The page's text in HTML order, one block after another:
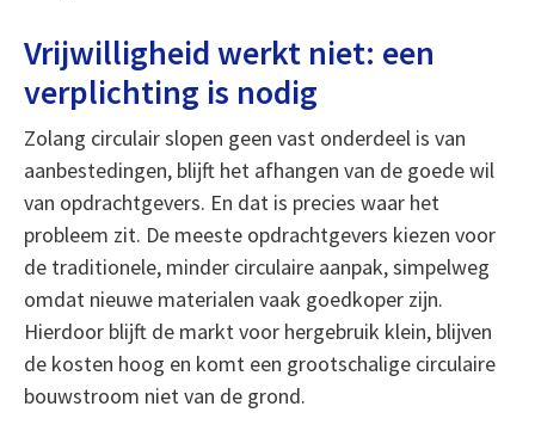
Vrijwilligheid werkt niet: een
verplichting is nodig
Zolang circulair slopen geen vast onderdeel is van
aanbestedingen, blijft het afhangen van de goede wil
van opdrachtgevers. En dat is precies waar het
probleem zit. De meeste opdrachtgevers kiezen voor
de traditionele, minder circulaire aanpak, simpelweg
omdat nieuwe materialen vaak goedkoper zijn.
Hierdoor blijft de markt voor hergebruik klein, blijven
de kosten hoog en komt een grootschalige circulaire
bouwstroom niet van de grond.